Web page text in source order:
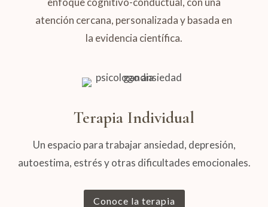
atención cercana, personalizada y basada en
la evidencia científica.
Terapia Individual
Un espacio para trabajar ansiedad, depresión,
autoestima, estrés y otras dificultades emocionales.
Conoce la terapia